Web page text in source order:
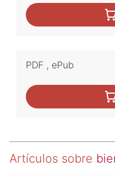
PDF , ePub
Artículos sobre